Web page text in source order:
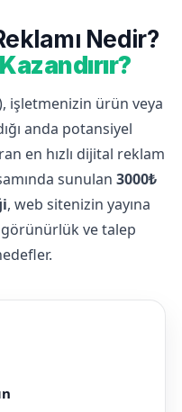
Nedir?
işletmenizin ürün veya
anda potansiyel
en hızlı dijital reklam
sunulan 3000₺
, web sitenizin yayına
görünürlük ve talep